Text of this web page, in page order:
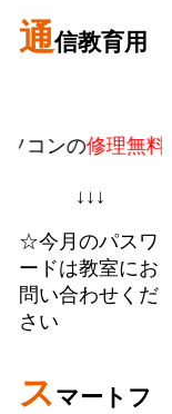
通信教育用
修理無料。教室で
↓↓↓
☆今月のパスワ
ードは教室にお
問い合わせくだ
さい
スマートフ